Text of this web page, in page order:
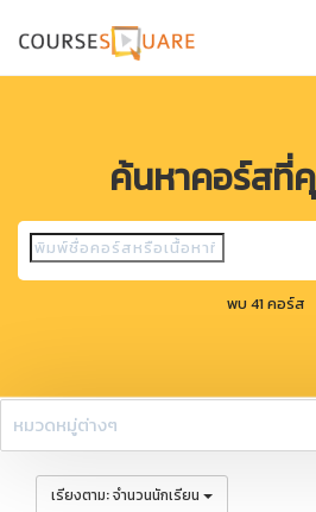
ค้นหาคอร์สที่
พบ 41 คอร์ส
หมวดหมู่ต่างๆ
เรียงตาม:จำนวนนักเรียน